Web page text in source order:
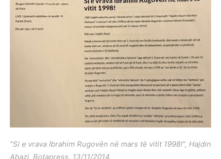
”Si e vrava Ibrahim Rugovën në mars të vitit 1998!”, Hajdin
Abazi, Botapress, 13/11/2014